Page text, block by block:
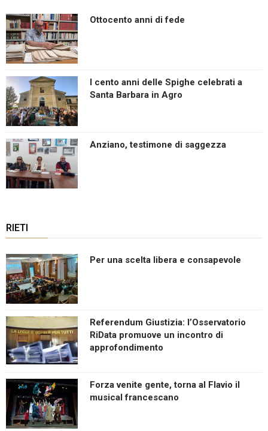
Ottocento anni di fede
I cento anni delle Spighe celebrati a
Santa Barbara in Agro
Anziano, testimone di saggezza
RIETI
Per una scelta libera e consapevole
Referendum Giustizia: l’Osservatorio
RiData promuove un incontro di
approfondimento
Forza venite gente, torna al Flavio il
musical francescano